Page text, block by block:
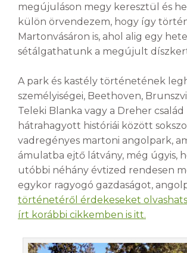
megújuláson megy keresztül és
külön örvendezem, hogy így
Martonvásáron is, ahol alig egy hete
sétálgathatunk a megújult
A park és kastély történetének
személyiségei, Beethoven,
Teleki Blanka vagy a Dreher család
hátrahagyott históriái között
vadregényes martoni angolpark,
ámulatba ejtő látvány, még úgyis,
utóbbi néhány évtized rendesen
egykor ragyogó gazdaságot,
történetéről érdekeseket
írt korábbi cikkemben is itt.